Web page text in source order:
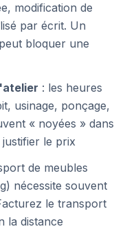
modification de
par écrit. Un
bloquer une
: les heures
usinage, ponçage,
« noyées » dans
le prix
de meubles
nécessite souvent
le transport
la distance